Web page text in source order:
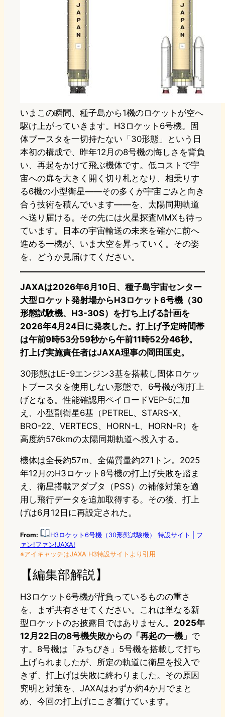
いまこの瞬間、種子島から1機のロケットが空へ
駆け上がっていきます。H3ロケット6号機。固
体ブースタを一切持たない「30形態」という日
本初の構成で、昨年12月の8号機の悔しさを背負
い、再起をかけて飛ぶ機体です。低コストで宇
宙への扉を大きく開く切り札となり、相乗りす
る6機の小型衛星——その多くが宇宙ごみと向き
合う技術を積んでいます——を、太陽同期軌道
へ送り届ける。その先には火星探査MMXも待っ
ています。日本の宇宙輸送の未来を確かに前へ
進める一機が、いま大空を昇っていく。その姿
を、どうか見届けてください。
JAXAは2026年6月10日、種子島宇宙センター
大型ロケット発射場からH3ロケット6号機（30
形態試験機、H3-30S）を打ち上げる計画を
2026年4月24日に発表した。打上げ予定時間帯
は午前9時53分59秒から午前11時52分46秒。
打上げ実施責任者はJAXA理事の岡田匡史。
30形態はLE-9エンジン3基を搭載し固体ロケッ
トブースタを使用しない形態で、6号機が初打上
げとなる。性能確認用ペイロードVEP-5に加
え、小型副衛星6基（PETREL、STARS-X、
BRO-22、VERTECS、HORN-L、HORN-R）を
高度約576kmの太陽同期軌道へ投入する。
機体は全長約57m、全備質量約271トン。2025
年12月のH3ロケット8号機の打上げ失敗を踏ま
え、衛星搭載アダプタ（PSS）の補修対策を適
用し飛行データを追加取得する。その後、打上
げは6月12日に再設定された。
From:
H3ロケット6号機（30形態試験機） 特設サイト | フ
ァン!ファン!JAXA!
※アイキャッチはJAXA H3特設サイトより引用
【編集部解説】
H3ロケット6号機が背負っているものの重さ
を、まず共有させてください。これは単なる新
型ロケットのお披露目ではありません。 2025年
12月22日の8号機失敗からの「再起の一機」 で
す。8号機は「みちびき」5号機を搭載して打ち
上げられましたが、所定の軌道に衛星を投入で
きず、打上げは失敗に終わりました。その原因
究明と対策を、JAXAはわずか約4か月でまと
め、今回の打上げにこぎ着けています。